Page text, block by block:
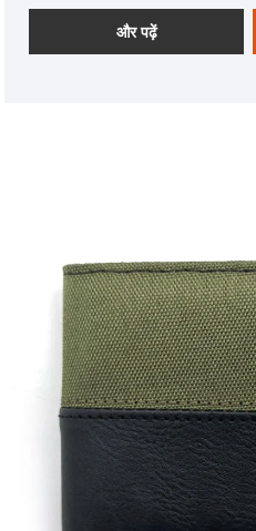
पर्स, लेडीज़ वॉलेट, स्पोर्ट वॉलेट,
बैकपैक्स शामिल हैं।
और पढ़ें